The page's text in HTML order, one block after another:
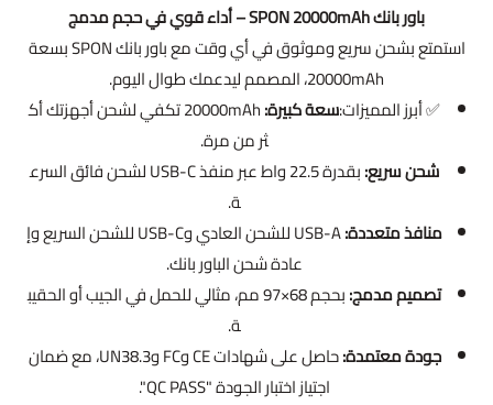
باور بانك SPON 20000mAh – أداء قوي في حجم مدمج
استمتع بشحن سريع وموثوق في أي وقت مع باور بانك SPON بسعة
20000mAh، المصمم ليدعمك طوال اليوم.
✅ أبرز المميزات:سعة كبيرة:
20000mAh تكفي لشحن أجهزتك أك
ثر من مرة.
شحن سريع:
بقدرة 22.5 واط عبر منفذ USB-C لشحن فائق السرع
ة.
منافذ متعددة:
USB-A للشحن العادي وUSB-C للشحن السريع وإ
عادة شحن الباور بانك.
تصميم مدمج:
بحجم 68×97 مم، مثالي للحمل في الجيب أو الحقيب
ة.
جودة معتمدة:
حاصل على شهادات CE وFC وUN38.3، مع ضمان
اجتياز اختبار الجودة "QC PASS".